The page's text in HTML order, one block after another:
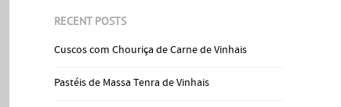
RECENT POSTS
Cuscos com Chouriça de Carne de Vinhais
Pastéis de Massa Tenra de Vinhais